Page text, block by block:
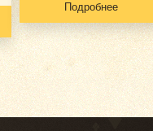
Подробнее